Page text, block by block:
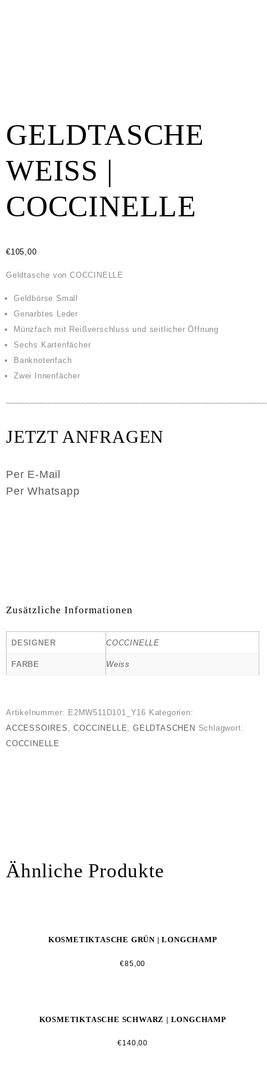
GELDTASCHE
WEISS |
COCCINELLE
€105,00
Geldtasche von COCCINELLE
Geldbörse Small
Genarbtes Leder
Münzfach mit Reißverschluss und seitlicher Öffnung
Sechs Kartenfächer
Banknotenfach
Zwei Innenfächer
JETZT ANFRAGEN
Per E-Mail
Per Whatsapp
Zusätzliche Informationen
DESIGNER COCCINELLE
FARBE Weiss
Artikelnummer: E2MW511D101_Y16 Kategorien:
ACCESSOIRES
,COCCINELLE ,GELDTASCHEN Schlagwort:
COCCINELLE
Ähnliche Produkte
KOSMETIKTASCHE GRÜN | LONGCHAMP
€85,00
KOSMETIKTASCHE SCHWARZ | LONGCHAMP
€140,00